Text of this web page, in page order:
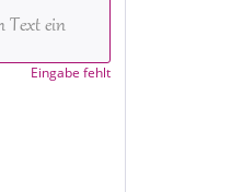
Eingabe fehlt